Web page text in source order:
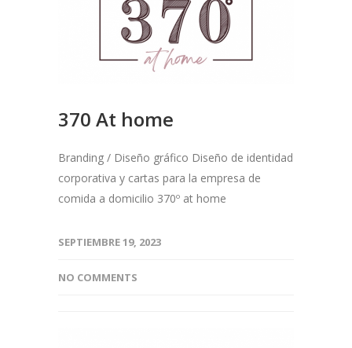
370 At home
Branding / Diseño gráfico Diseño de identidad
corporativa y cartas para la empresa de
comida a domicilio 370º at home
SEPTIEMBRE 19, 2023
NO COMMENTS